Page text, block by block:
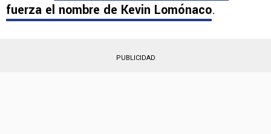
fuerza el nombre de Kevin Lomónaco.
PUBLICIDAD